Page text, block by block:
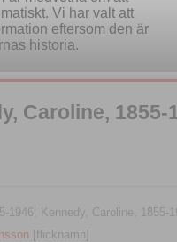
Caroline,
1946; Kennedy, Caroline, 1855-
[flicknamn]
Vi har valt att
eftersom den är
historia.